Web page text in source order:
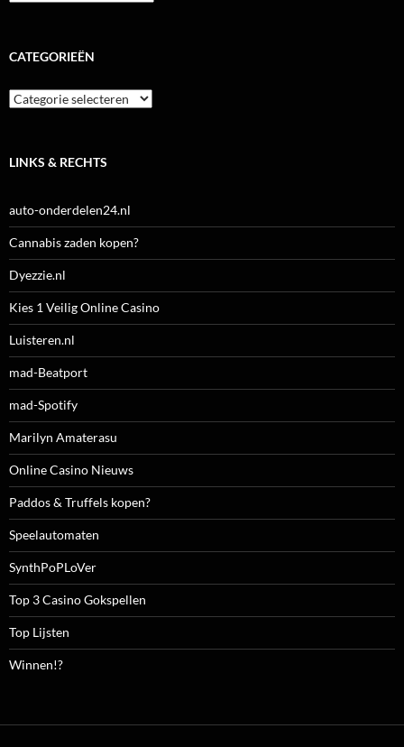
CATEGORIEËN
Categorieën
LINKS & RECHTS
auto-onderdelen24.nl
Cannabis zaden kopen?
Dyezzie.nl
Kies 1 Veilig Online Casino
Luisteren.nl
mad-Beatport
mad-Spotify
Marilyn Amaterasu
Online Casino Nieuws
Paddos & Truffels kopen?
Speelautomaten
SynthPoPLoVer
Top 3 Casino Gokspellen
Top Lijsten
Winnen!?